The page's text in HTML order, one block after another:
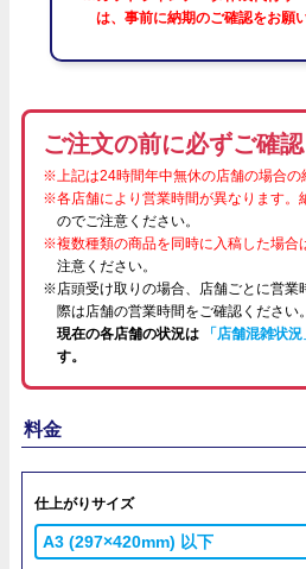
は、事前に納期のご確認をお願
ご注文の前に必ずご確認
※上記は24時間年中無休の店舗の場合の
※各店舗により営業時間が異なります。
のでご注意ください。
※複数種類の商品を同時に入稿した場合
注意ください。
※店頭受け取りの場合、店舗ごとに営業
際は店舗の営業時間をご確認ください。
現在の各店舗の状況は 「店舗混雑状況
す。
料金
仕上がりサイズ
A3 (297×420mm) 以下